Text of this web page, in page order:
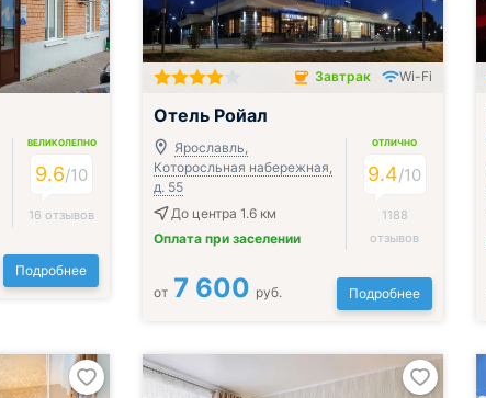
ВЕЛИКОЛЕПНО
9.6/10
16 отзывов
Подробнее
Завтрак включён
Завтрак Wi-Fi
Отель Ройал
Ярославль,
Которосльная набережная,
д. 55
До центра 1.6 км
Оплата при заселении
ОТЛИЧНО
9.4/10
1188
отзывов
от 7 600 руб. Подробнее